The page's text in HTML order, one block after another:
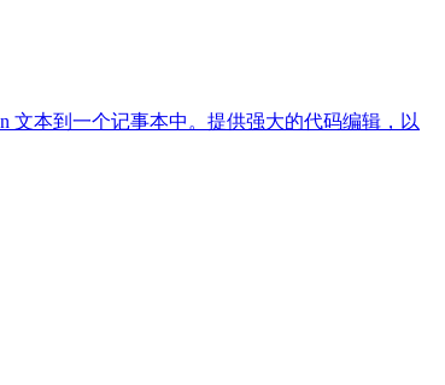
文本到一个记事本中。提供强大的代码编辑，以